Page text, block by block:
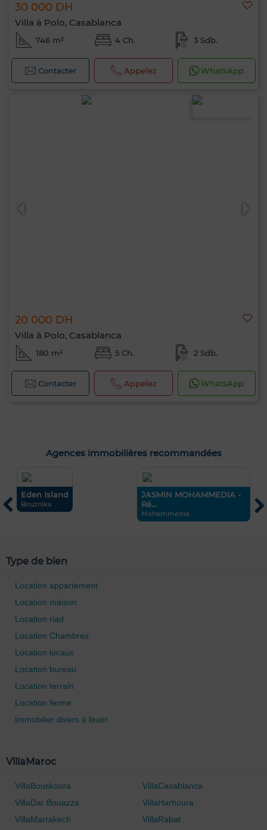
30 000 DH
Villa à Polo, Casablanca
746 m² 4 Ch. 3 Sdb.
Contacter Appelez WhatsApp
20 000 DH
Villa à Polo, Casablanca
180 m² 5 Ch. 2 Sdb.
Contacter Appelez WhatsApp
Agences immobilières recommandées
Eden Island
Bouznika
JASMIN MOHAMMEDIA -
Ré...
Mohammedia
Type de bien
Location appartement
Location maison
Location riad
Location Chambres
Location locaux
Location bureau
Location terrain
Location ferme
Immobilier divers à louer
VillaMaroc
VillaBouskoura
VillaCasablanca
VillaDar Bouazza
VillaHarhoura
VillaMarrakech
VillaRabat